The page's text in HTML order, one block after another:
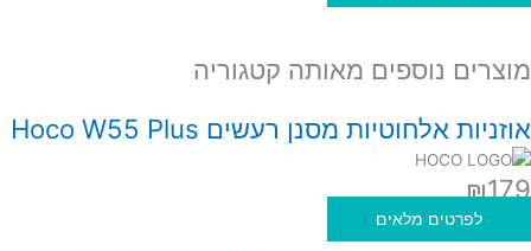
מוצרים נוספים מאותה קטגוריה
אוזניות אלחוטיות מסנן רעשים Hoco W55 Plus
₪179
לפרטים מלאים